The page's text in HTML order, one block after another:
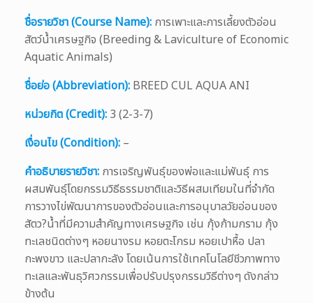
ชื่อรายวิชา (Course Name): การเพาะและการเลี้ยงตัวอ่อน
สัตว์น้ำเศรษฐกิจ (Breeding & Laviculture of Economic
Aquatic Animals)
ชื่อย่อ (Abbreviation): BREED CUL AQUA ANI
หน่วยกิต (Credit): 3 (2-3-7)
เงื่อนไข (Condition): –
คำอธิบายรายวิชา: การเจริญพันธุ์ของพ่อและแม่พันธุ์ การ
ผสมพันธุ์โดยกรรมวิธีธรรมชาติและวิธีผสมเทียมในที่จำกัด
การวางไข่พัฒนาการของตัวอ่อนและการอนุบาลวัยอ่อนของ
สัตว?น้ำที่มีความสำคัญทางเศรษฐกิจ เช่น กุ้งก้ามกราม กุ้ง
ทะเลชนิดต่างๆ หอยนางรม หอยตะโกรม หอยเปาหื้อ ปลา
กะพงขาว และปลากะลัง โดยเน้นการใช้เทคโนโลยีชีวภาพทาง
ทะเลและพันธุวิศวกรรมเพื่อปรับปรุงกรรมวิธีต่างๆ ดังกล่าว
ข้างต้น